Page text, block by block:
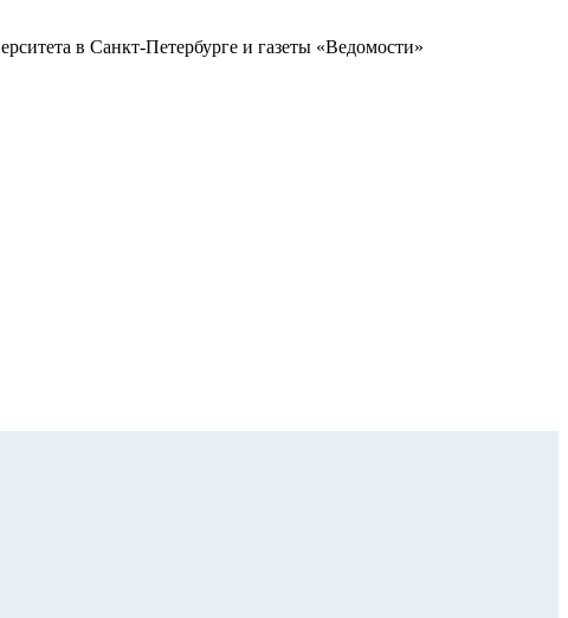
в Санкт-Петербурге и газеты «Ведомости»